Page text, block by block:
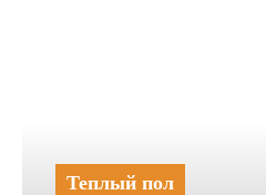
Теплый пол